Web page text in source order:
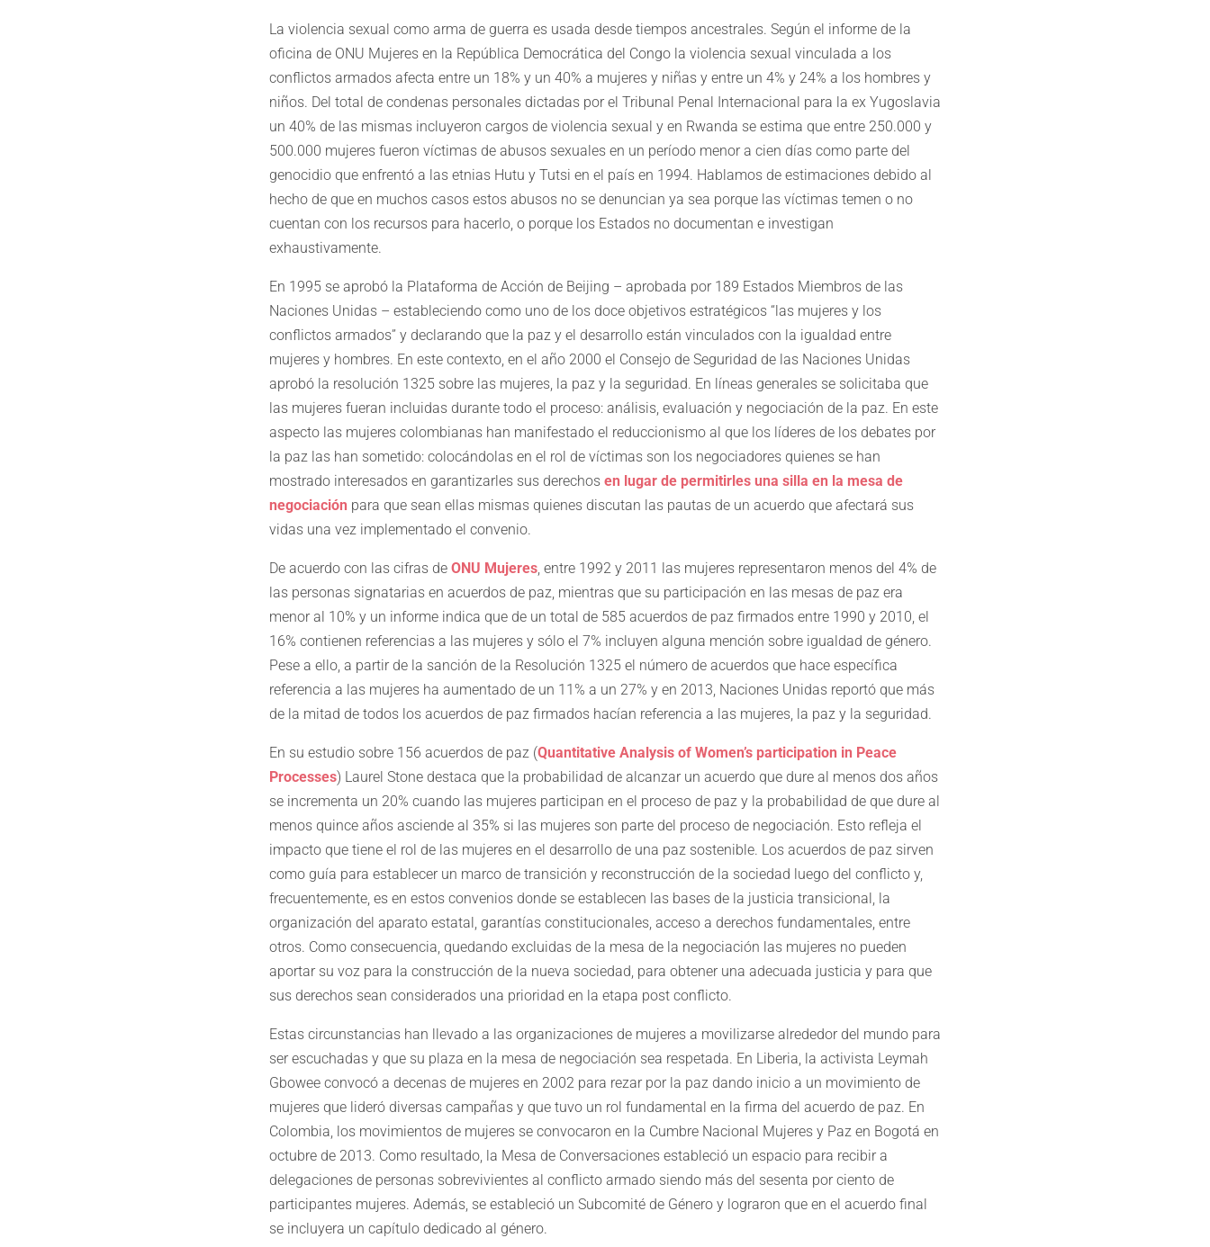
La violencia sexual como arma de guerra es usada desde tiempos ancestrales. Según el informe de la
oficina de ONU Mujeres en la República Democrática del Congo la violencia sexual vinculada a los
conflictos armados afecta entre un 18% y un 40% a mujeres y niñas y entre un 4% y 24% a los hombres y
niños. Del total de condenas personales dictadas por el Tribunal Penal Internacional para la ex Yugoslavia
un 40% de las mismas incluyeron cargos de violencia sexual y en Rwanda se estima que entre 250.000 y
500.000 mujeres fueron víctimas de abusos sexuales en un período menor a cien días como parte del
genocidio que enfrentó a las etnias Hutu y Tutsi en el país en 1994. Hablamos de estimaciones debido al
hecho de que en muchos casos estos abusos no se denuncian ya sea porque las víctimas temen o no
cuentan con los recursos para hacerlo, o porque los Estados no documentan e investigan
exhaustivamente.
En 1995 se aprobó la Plataforma de Acción de Beijing – aprobada por 189 Estados Miembros de las
Naciones Unidas – estableciendo como uno de los doce objetivos estratégicos “las mujeres y los
conflictos armados” y declarando que la paz y el desarrollo están vinculados con la igualdad entre
mujeres y hombres. En este contexto, en el año 2000 el Consejo de Seguridad de las Naciones Unidas
aprobó la resolución 1325 sobre las mujeres, la paz y la seguridad. En líneas generales se solicitaba que
las mujeres fueran incluidas durante todo el proceso: análisis, evaluación y negociación de la paz. En este
aspecto las mujeres colombianas han manifestado el reduccionismo al que los líderes de los debates por
la paz las han sometido: colocándolas en el rol de víctimas son los negociadores quienes se han
mostrado interesados en garantizarles sus derechos en lugar de permitirles una silla en la mesa de
negociación para que sean ellas mismas quienes discutan las pautas de un acuerdo que afectará sus
vidas una vez implementado el convenio.
De acuerdo con las cifras de ONU Mujeres, entre 1992 y 2011 las mujeres representaron menos del 4% de
las personas signatarias en acuerdos de paz, mientras que su participación en las mesas de paz era
menor al 10% y un informe indica que de un total de 585 acuerdos de paz firmados entre 1990 y 2010, el
16% contienen referencias a las mujeres y sólo el 7% incluyen alguna mención sobre igualdad de género.
Pese a ello, a partir de la sanción de la Resolución 1325 el número de acuerdos que hace específica
referencia a las mujeres ha aumentado de un 11% a un 27% y en 2013, Naciones Unidas reportó que más
de la mitad de todos los acuerdos de paz firmados hacían referencia a las mujeres, la paz y la seguridad.
En su estudio sobre 156 acuerdos de paz (Quantitative Analysis of Women’s participation in Peace
Processes) Laurel Stone destaca que la probabilidad de alcanzar un acuerdo que dure al menos dos años
se incrementa un 20% cuando las mujeres participan en el proceso de paz y la probabilidad de que dure al
menos quince años asciende al 35% si las mujeres son parte del proceso de negociación. Esto refleja el
impacto que tiene el rol de las mujeres en el desarrollo de una paz sostenible. Los acuerdos de paz sirven
como guía para establecer un marco de transición y reconstrucción de la sociedad luego del conflicto y,
frecuentemente, es en estos convenios donde se establecen las bases de la justicia transicional, la
organización del aparato estatal, garantías constitucionales, acceso a derechos fundamentales, entre
otros. Como consecuencia, quedando excluidas de la mesa de la negociación las mujeres no pueden
aportar su voz para la construcción de la nueva sociedad, para obtener una adecuada justicia y para que
sus derechos sean considerados una prioridad en la etapa post conflicto.
Estas circunstancias han llevado a las organizaciones de mujeres a movilizarse alrededor del mundo para
ser escuchadas y que su plaza en la mesa de negociación sea respetada. En Liberia, la activista Leymah
Gbowee convocó a decenas de mujeres en 2002 para rezar por la paz dando inicio a un movimiento de
mujeres que lideró diversas campañas y que tuvo un rol fundamental en la firma del acuerdo de paz. En
Colombia, los movimientos de mujeres se convocaron en la Cumbre Nacional Mujeres y Paz en Bogotá en
octubre de 2013. Como resultado, la Mesa de Conversaciones estableció un espacio para recibir a
delegaciones de personas sobrevivientes al conflicto armado siendo más del sesenta por ciento de
participantes mujeres. Además, se estableció un Subcomité de Género y lograron que en el acuerdo final
se incluyera un capítulo dedicado al género.